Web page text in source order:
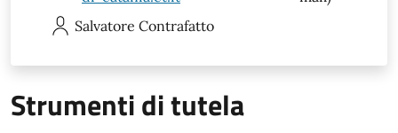
Salvatore Contrafatto
Strumenti di tutela